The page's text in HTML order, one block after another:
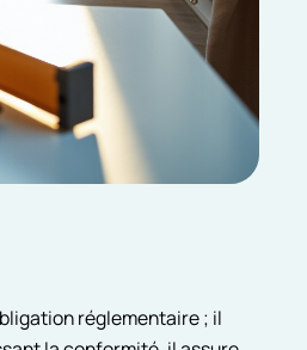
réglementaire ; il